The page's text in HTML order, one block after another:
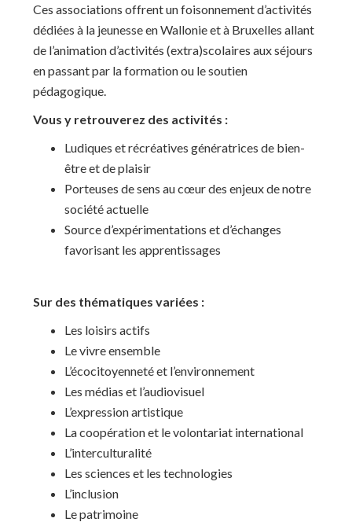
Ces associations offrent un foisonnement d’activités
dédiées à la jeunesse en Wallonie et à Bruxelles allant
de l’animation d’activités (extra)scolaires aux séjours
en passant par la formation ou le soutien
pédagogique.
Vous y retrouverez des activités :
Ludiques et récréatives génératrices de bien-
être et de plaisir
Porteuses de sens au cœur des enjeux de notre
société actuelle
Source d’expérimentations et d’échanges
favorisant les apprentissages
Sur des thématiques variées :
Les loisirs actifs
Le vivre ensemble
L’écocitoyenneté et l’environnement
Les médias et l’audiovisuel
L’expression artistique
La coopération et le volontariat international
L’interculturalité
Les sciences et les technologies
L’inclusion
Le patrimoine